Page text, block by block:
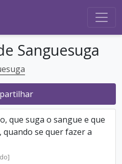
Sanguesuga
que suga o sangue e que
quando se quer fazer a